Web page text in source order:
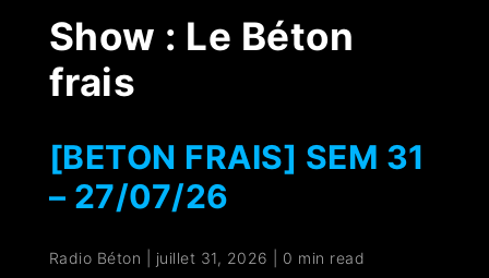
Show : Le Béton
frais
[BETON FRAIS] SEM 31
– 27/07/26
Radio Béton juillet 31, 2026 0 min read